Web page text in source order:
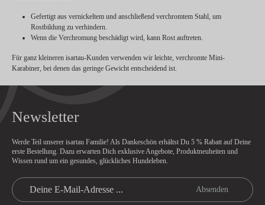
Gefertigt aus vernickeltem und anschließend verchromtem Stahl, um
Rostbildung zu verhindern.
Wenn die Verchromung beschädigt wird, kann Rost auftreten.
Für ganz kleineren isartau-Kunden verwenden wir leichte, verchromte Mini-
Karabiner, bei denen das geringe Gewicht entscheidend ist.
Newsletter
Werde Teil unserer isartau Familie! Als Dankeschön erhältst Du 5 % Rabatt auf Deine
erste Bestellung. Dazu erwarten Dich exklusive Angebote, Produktneuheiten und
Wissen rund um ein gesundes, glückliches Hundeleben.
Absenden